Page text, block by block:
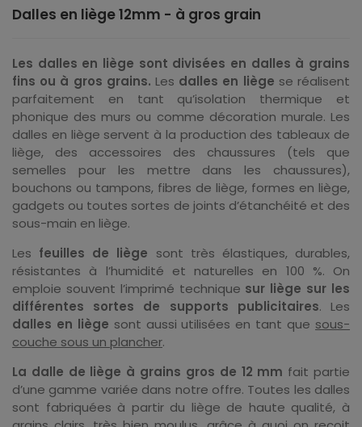
Dalles en liège 12mm - à gros grain
Les dalles en liège sont divisées en dalles à grains
fins ou à gros grains. Les dalles en liège se réalisent
parfaitement en tant qu’isolation thermique et
phonique des murs ou comme décoration murale. Les
dalles en liège servent à la production des tableaux de
liège, des accessoires des chaussures (tels que
semelles pour les mettre dans les chaussures),
bouchons ou tampons, fibres de liège, formes en liège,
gadgets ou toutes sortes de joints d’étanchéité et des
sous-main en liège.
Les feuilles de liège sont très élastiques, durables,
résistantes à l’humidité et naturelles en 100 %. On
emploie souvent l’imprimé technique sur liège sur les
différentes sortes de supports publicitaires. Les
dalles en liège sont aussi utilisées en tant que sous-
couche sous un plancher.
La dalle de liège à grains gros de 12 mm fait partie
d’une gamme variée dans notre offre. Toutes les dalles
sont fabriquées à partir du liège de haute qualité, à